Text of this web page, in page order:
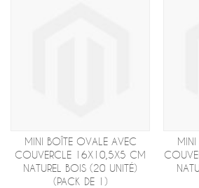
MINI BOÎTE OVALE AVEC
COUVERCLE 16X10,5X5 CM
NATUREL BOIS (20 UNITÉ)
(PACK DE 1)